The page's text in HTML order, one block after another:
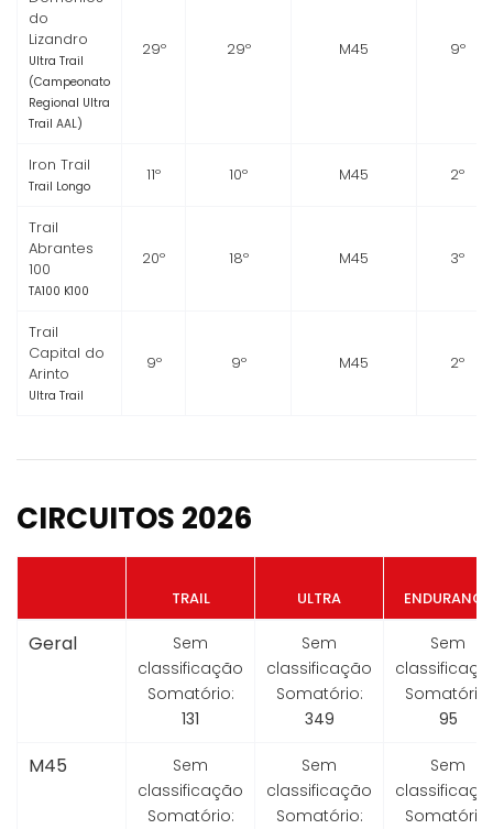
do
Lizandro
Ultra Trail
(Campeonato
Regional Ultra
Trail AAL)
29º 29º M45 9º
Iron Trail
Trail Longo
11º 10º M45 2º
Trail
Abrantes
100
TA100 K100
20º 18º M45 3º
Trail
Capital do
Arinto
Ultra Trail
9º 9º M45 2º
CIRCUITOS 2026
TRAIL ULTRA ENDURANCE
Geral
Sem
classificação
Somatório:
131
Sem
classificação
Somatório:
349
Sem
Somatório:
95
M45
Sem
classificação
Somatório:
Sem
classificação
Somatório:
Sem
Somatório: